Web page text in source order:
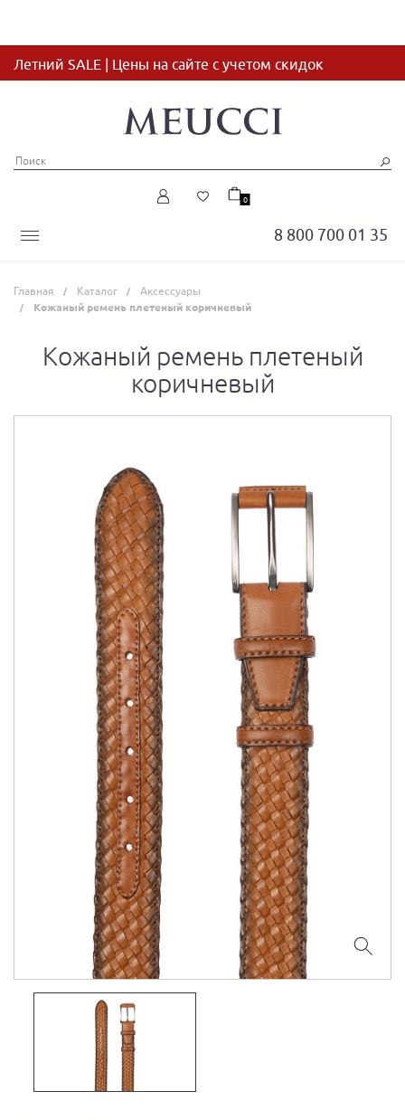
Летний SALE | Цены на сайте с учетом скидок
8 800 700 01 35
0
Главная Каталог Аксессуары
Кожаный ремень плетеный коричневый
Кожаный ремень плетеный
коричневый